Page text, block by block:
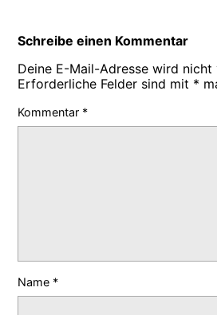
Schreibe einen Kommentar
Deine E-Mail-Adresse wird
Erforderliche Felder sind mit *
Kommentar *
Name *